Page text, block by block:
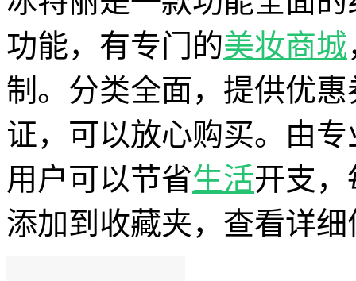
功能，有专门的美妆商城
制。分类全面，提供优
证，可以放心购买。由
用户可以节省生活开支
添加到收藏夹，查看详